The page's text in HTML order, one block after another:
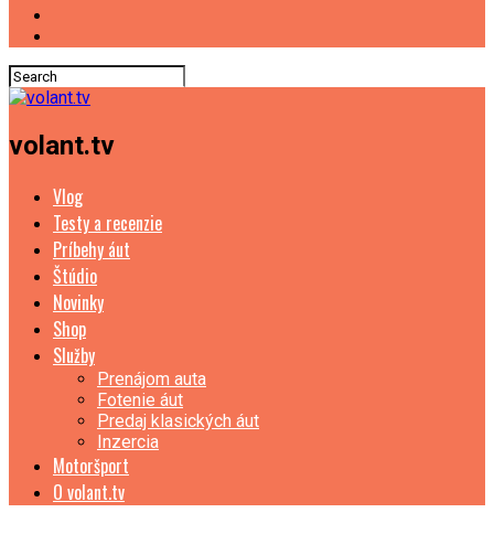
volant.tv
Vlog
Testy a recenzie
Príbehy áut
Štúdio
Novinky
Shop
Služby
Prenájom auta
Fotenie áut
Predaj klasických áut
Inzercia
Motoršport
O volant.tv